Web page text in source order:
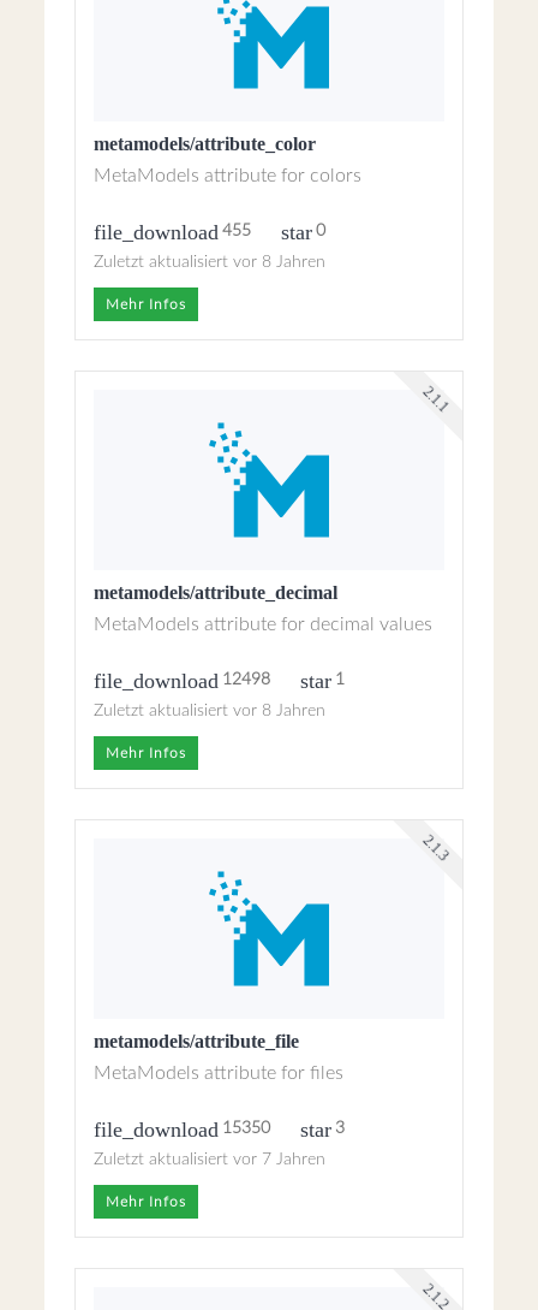
metamodels/attribute_color
MetaModels attribute for colors
file_download 455 star 0
Zuletzt aktualisiert vor 8 Jahren
Mehr Infos
2.1.1
metamodels/attribute_decimal
MetaModels attribute for decimal values
file_download 12498 star 1
Zuletzt aktualisiert vor 8 Jahren
Mehr Infos
2.1.3
metamodels/attribute_file
MetaModels attribute for files
file_download 15350 star 3
Zuletzt aktualisiert vor 7 Jahren
Mehr Infos
2.1.2